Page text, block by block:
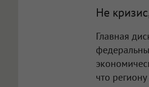
Не
Главная
что